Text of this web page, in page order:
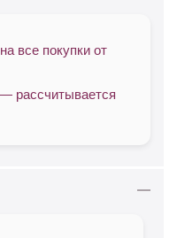
все покупки от
рассчитывается